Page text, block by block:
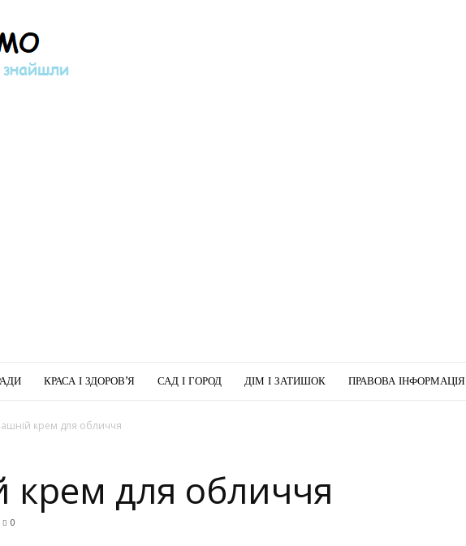
КРАСА І ЗДОРОВ’Я САД І ГОРОД ДІМ І ЗАТИШОК ПРАВОВА ІНФОРМАЦІЯ
крем для обличчя
для обличчя
0